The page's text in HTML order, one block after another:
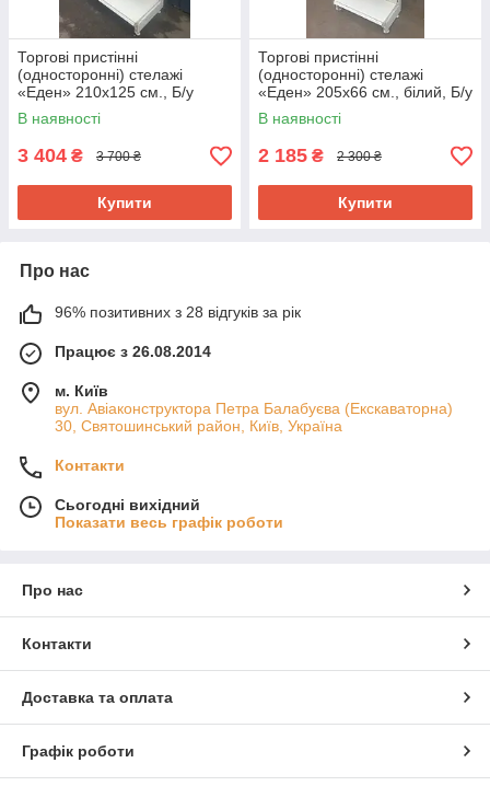
Торгові пристінні
(односторонні) стелажі
«Еден» 210х125 см., Б/у
В наявності
3 404 ₴ 3 700 ₴
Купити
Торгові пристінні
(односторонні) стелажі
«Еден» 205х66 см., білий, Б/у
В наявності
2 185 ₴ 2 300 ₴
Купити
Про нас
96% позитивних з 28 відгуків за рік
Працює з 26.08.2014
м. Київ
вул. Авіаконструктора Петра Балабуєва (Екскаваторна)
30, Святошинський район, Київ, Україна
Контакти
Сьогодні вихідний
Показати весь графік роботи
Про нас
Контакти
Доставка та оплата
Графік роботи